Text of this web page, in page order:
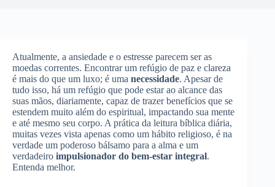
Atualmente, a ansiedade e o estresse parecem ser as
moedas correntes. Encontrar um refúgio de paz e clareza
é mais do que um luxo; é uma necessidade. Apesar de
tudo isso, há um refúgio que pode estar ao alcance das
suas mãos, diariamente, capaz de trazer benefícios que se
estendem muito além do espiritual, impactando sua mente
e até mesmo seu corpo. A prática da leitura bíblica diária,
muitas vezes vista apenas como um hábito religioso, é na
verdade um poderoso bálsamo para a alma e um
verdadeiro impulsionador do bem-estar integral.
Entenda melhor.